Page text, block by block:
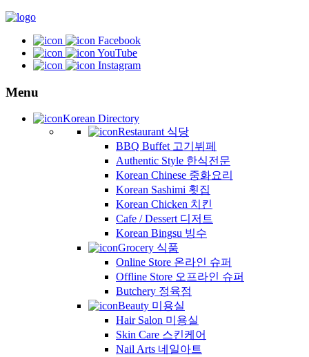
Facebook
YouTube
Instagram
Menu
Korean Directory
Restaurant 식당
BBQ Buffet 고기뷔페
Authentic Style 한식전문
Korean Chinese 중화요리
Korean Sashimi 횟집
Korean Chicken 치킨
Cafe / Dessert 디저트
Korean Bingsu 빙수
Grocery 식품
Online Store 온라인 슈퍼
Offline Store 오프라인 슈퍼
Butchery 정육점
Beauty 미용실
Hair Salon 미용실
Skin Care 스킨케어
Nail Arts 네일아트